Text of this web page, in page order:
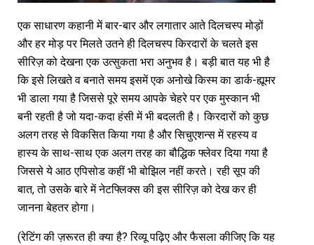
एक साधारण कहानी में बार-बार और लगातार आते दिलचस्प मोड़ों
और हर मोड़ पर मिलते उतने ही दिलचस्प किरदारों के चलते इस
सीरिज़ को देखना एक उत्सुकता भरा अनुभव है। बड़ी बात यह भी है
कि इसे लिखते व बनाते समय इसमें एक अनोखे किस्म का डार्क-ह्यूमर
भी डाला गया है जिससे पूरे समय आपके चेहरे पर एक मुस्कान भी
बनी रहती है जो यदा-कदा हंसी में भी बदलती है। किरदारों को कुछ
अलग तरह से विकसित किया गया है और सिचुएशन्स में रहस्य व
हास्य के साथ-साथ एक अलग तरह का बौद्धिक फ्लेवर दिया गया है
जिससे ये आठ एपिसोड कहीं भी बोझिल नहीं करते। रही सूप की
बात, तो उसके बारे में नेटफ्लिक्स की इस सीरिज़ को देख कर ही
जानना बेहतर होगा।
(रेटिंग की ज़रूरत ही क्या है? रिव्यू पढ़िए और फैसला कीजिए कि यह